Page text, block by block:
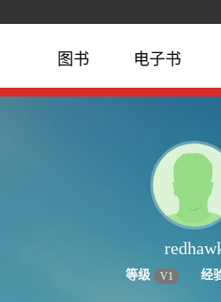
图书 电子书
等级 V1 经